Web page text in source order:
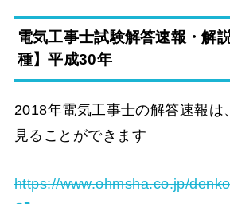
電気工事士試験解答速報・解
種】平成30年
2018年電気工事士の解答速報は
見ることができます
https://www.ohmsha.co.jp/